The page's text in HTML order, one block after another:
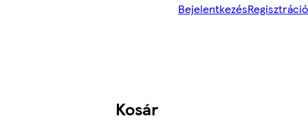
BejelentkezésRegisztráció
Kosár